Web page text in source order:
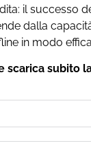
il successo
dalla
in modo
scarica subito